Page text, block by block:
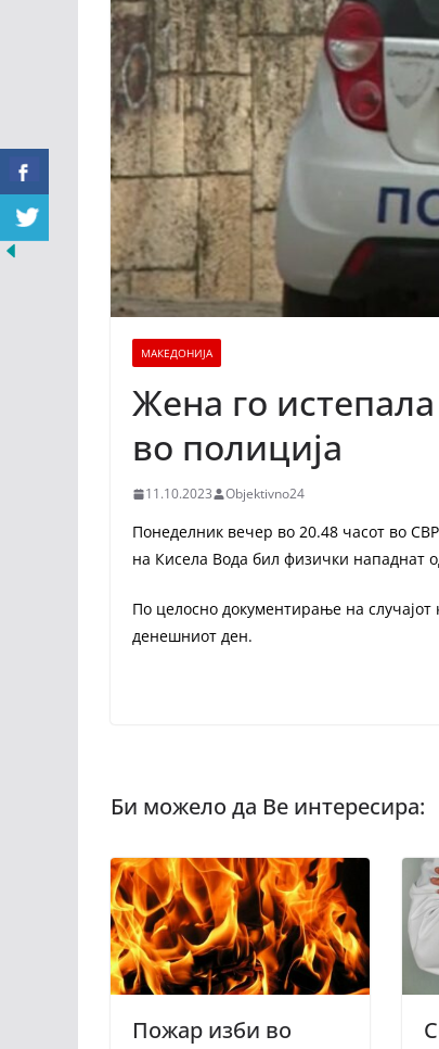
МАКЕДОНИЈА
Жена го
во полиција
11.10.2023 Objektivno24
Понеделник вечер во 20.48 часот во
на Кисела Вода бил физички нападнат
По целосно документирање на случајот
денешниот ден.
Пожар изби во